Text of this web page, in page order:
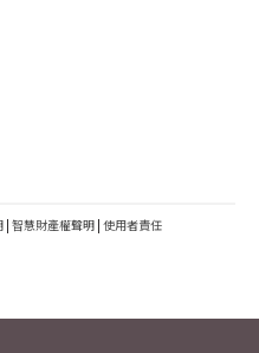
| 智慧財產權聲明 | 使用者責任